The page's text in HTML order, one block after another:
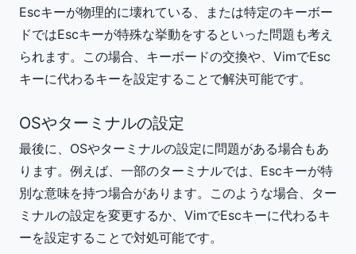
Escキーが物理的に壊れている、または特定のキーボー
ドではEscキーが特殊な挙動をするといった問題も考え
られます。この場合、キーボードの交換や、VimでEsc
キーに代わるキーを設定することで解決可能です。
OSやターミナルの設定
最後に、OSやターミナルの設定に問題がある場合もあ
ります。例えば、一部のターミナルでは、Escキーが特
別な意味を持つ場合があります。このような場合、ター
ミナルの設定を変更するか、VimでEscキーに代わるキ
ーを設定することで対処可能です。